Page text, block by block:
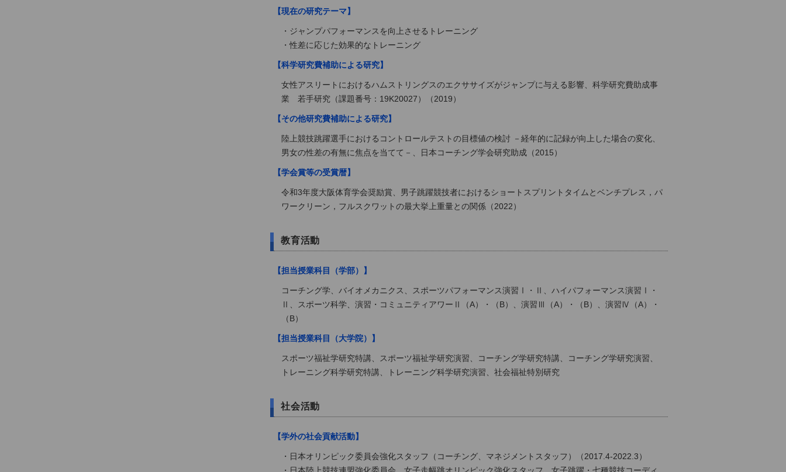
【現在の研究テーマ】
・ジャンプパフォーマンスを向上させるトレーニング
・性差に応じた効果的なトレーニング
【科学研究費補助による研究】
女性アスリートにおけるハムストリングスのエクササイズがジャンプに与える影響、科学研究費助成事
業 若手研究（課題番号：19K20027）（2019）
【その他研究費補助による研究】
陸上競技跳躍選手におけるコントロールテストの目標値の検討 －経年的に記録が向上した場合の変化、
男女の性差の有無に焦点を当てて－、日本コーチング学会研究助成（2015）
【学会賞等の受賞暦】
令和3年度大阪体育学会奨励賞、男子跳躍競技者におけるショートスプリントタイムとベンチプレス，パ
ワークリーン，フルスクワットの最大挙上重量との関係（2022）
教育活動
【担当授業科目（学部）】
コーチング学、バイオメカニクス、スポーツパフォーマンス演習Ⅰ・Ⅱ、ハイパフォーマンス演習Ⅰ・
Ⅱ、スポーツ科学、演習・コミュニティアワーⅡ（A）・（B）、演習Ⅲ（A）・（B）、演習Ⅳ（A）・
（B）
【担当授業科目（大学院）】
スポーツ福祉学研究特講、スポーツ福祉学研究演習、コーチング学研究特講、コーチング学研究演習、
トレーニング科学研究特講、トレーニング科学研究演習、社会福祉特別研究
社会活動
【学外の社会貢献活動】
・日本オリンピック委員会強化スタッフ（コーチング、マネジメントスタッフ）（2017.4-2022.3）